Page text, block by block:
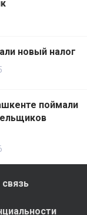
новый налог
поймали